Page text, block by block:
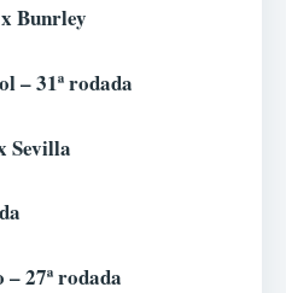
Bunrley
– 31ª rodada
Sevilla
27ª rodada